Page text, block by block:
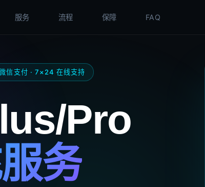
服务 流程 保障 FAQ
信支付 · 7×24 在线支持
Pro
务